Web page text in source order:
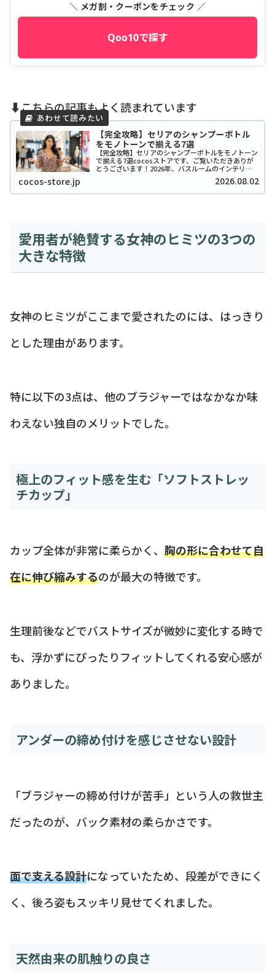
＼ メガ割・クーポンをチェック ／
Qoo10で探す
⬇️こちらの記事もよく読まれています
【完全攻略】セリアのシャンプーボトル
をモノトーンで揃える7選
【完全攻略】セリアのシャンプーボトルをモノトーン
で揃える7選cocosストアです、ご覧いただきありが
とうございます！2026年、バスルームのインテリア
をワンランク上げたいと考えているあなたに、セリア
のシャンプーボトル（モノトーン）はまさに救...
cocos-store.jp 2026.08.02
愛用者が絶賛する女神のヒミツの3つの
大きな特徴
女神のヒミツがここまで愛されたのには、はっきり
とした理由があります。
特に以下の3点は、他のブラジャーではなかなか味
わえない独自のメリットでした。
極上のフィット感を生む「ソフトストレッ
チカップ」
カップ全体が非常に柔らかく、 胸の形に合わせて自
在に伸び縮みするのが最大の特徴です。
生理前後などでバストサイズが微妙に変化する時で
も、浮かずにぴったりフィットしてくれる安心感が
ありました。
アンダーの締め付けを感じさせない設計
「ブラジャーの締め付けが苦手」という人の救世主
だったのが、バック素材の柔らかさです。
面で支える設計になっていたため、段差ができにく
く、後ろ姿もスッキリ見せてくれました。
天然由来の肌触りの良さ